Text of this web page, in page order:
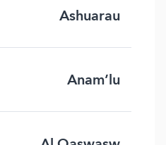
Ashuarau
Anam’lu